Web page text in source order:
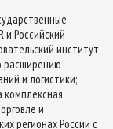
и Российский
институт
расширению
и логистики;
и
регионах России с